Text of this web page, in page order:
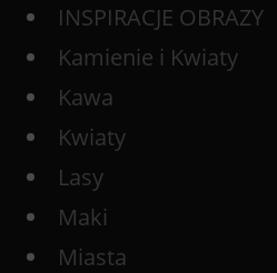
INSPIRACJE OBRAZY
Kamienie i Kwiaty
Kawa
Kwiaty
Lasy
Maki
Miasta